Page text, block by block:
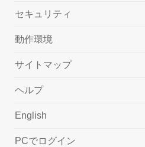
セキュリティ
動作環境
サイトマップ
ヘルプ
English
PCでログイン